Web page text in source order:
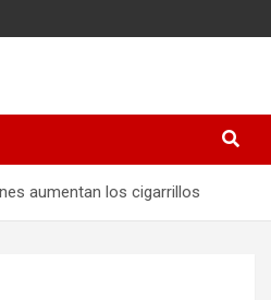
aumentan los cigarrillos